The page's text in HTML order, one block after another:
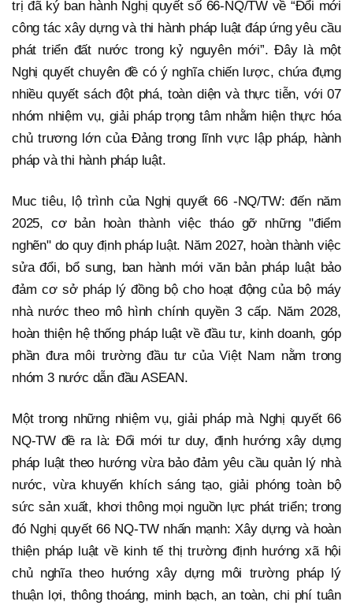
trị đã ký ban hành Nghị quyết số 66-NQ/TW về “Đổi mới
công tác xây dựng và thi hành pháp luật đáp ứng yêu cầu
phát triển đất nước trong kỷ nguyên mới”. Đây là một
Nghị quyết chuyên đề có ý nghĩa chiến lược, chứa đựng
nhiều quyết sách đột phá, toàn diện và thực tiễn, với 07
nhóm nhiệm vụ, giải pháp trọng tâm nhằm hiện thực hóa
chủ trương lớn của Đảng trong lĩnh vực lập pháp, hành
pháp và thi hành pháp luật.
Muc tiêu, lộ trình của Nghị quyết 66 -NQ/TW: đến năm
2025, cơ bản hoàn thành việc tháo gỡ những "điểm
nghẽn" do quy định pháp luật. Năm 2027, hoàn thành việc
sửa đổi, bổ sung, ban hành mới văn bản pháp luật bảo
đảm cơ sở pháp lý đồng bộ cho hoạt động của bộ máy
nhà nước theo mô hình chính quyền 3 cấp. Năm 2028,
hoàn thiện hệ thống pháp luật về đầu tư, kinh doanh, góp
phần đưa môi trường đầu tư của Việt Nam nằm trong
nhóm 3 nước dẫn đầu ASEAN.
Một trong những nhiệm vụ, giải pháp mà Nghị quyết 66
NQ-TW đề ra là: Đổi mới tư duy, định hướng xây dựng
pháp luật theo hướng vừa bảo đảm yêu cầu quản lý nhà
nước, vừa khuyến khích sáng tạo, giải phóng toàn bộ
sức sản xuất, khơi thông mọi nguồn lực phát triển; trong
đó Nghị quyết 66 NQ-TW nhấn mạnh: Xây dựng và hoàn
thiện pháp luật về kinh tế thị trường định hướng xã hội
chủ nghĩa theo hướng xây dựng môi trường pháp lý
thuận lợi, thông thoáng, minh bạch, an toàn, chi phí tuân